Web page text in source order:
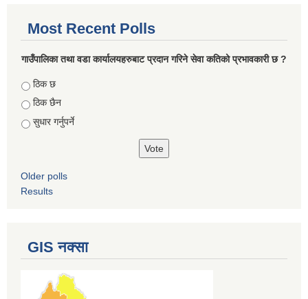
Most Recent Polls
गाउँपालिका तथा वडा कार्यालयहरुबाट प्रदान गरिने सेवा कतिको प्रभावकारी छ ?
Choices
ठिक छ
ठिक छैन
सुधार गर्नुपर्ने
Older polls
Results
GIS नक्सा